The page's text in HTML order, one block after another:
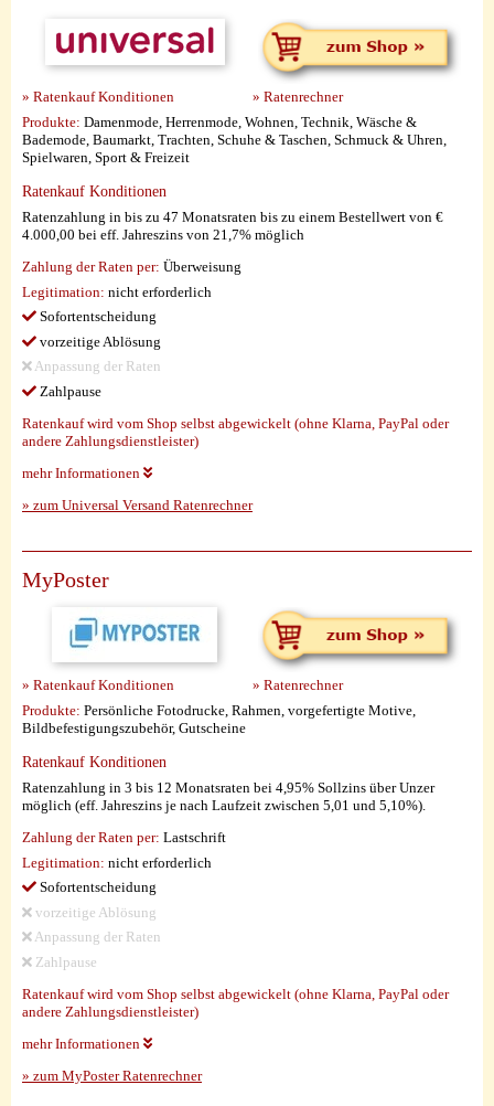
» Ratenkauf Konditionen
» Ratenrechner
Produkte: Damenmode, Herrenmode, Wohnen, Technik, Wäsche &
Bademode, Baumarkt, Trachten, Schuhe & Taschen, Schmuck & Uhren,
Spielwaren, Sport & Freizeit
Ratenkauf Konditionen
Ratenzahlung in bis zu 47 Monatsraten bis zu einem Bestellwert von €
4.000,00 bei eff. Jahreszins von 21,7% möglich
Zahlung der Raten per: Überweisung
Legitimation: nicht erforderlich
Sofortentscheidung
vorzeitige Ablösung
Anpassung der Raten
Zahlpause
Ratenkauf wird vom Shop selbst abgewickelt (ohne Klarna, PayPal oder
andere Zahlungsdienstleister)
mehr Informationen
» zum Universal Versand Ratenrechner
MyPoster
» Ratenkauf Konditionen
» Ratenrechner
Produkte: Persönliche Fotodrucke, Rahmen, vorgefertigte Motive,
Bildbefestigungszubehör, Gutscheine
Ratenkauf Konditionen
Ratenzahlung in 3 bis 12 Monatsraten bei 4,95% Sollzins über Unzer
möglich (eff. Jahreszins je nach Laufzeit zwischen 5,01 und 5,10%).
Zahlung der Raten per: Lastschrift
Legitimation: nicht erforderlich
Sofortentscheidung
vorzeitige Ablösung
Anpassung der Raten
Zahlpause
Ratenkauf wird vom Shop selbst abgewickelt (ohne Klarna, PayPal oder
andere Zahlungsdienstleister)
mehr Informationen
» zum MyPoster Ratenrechner